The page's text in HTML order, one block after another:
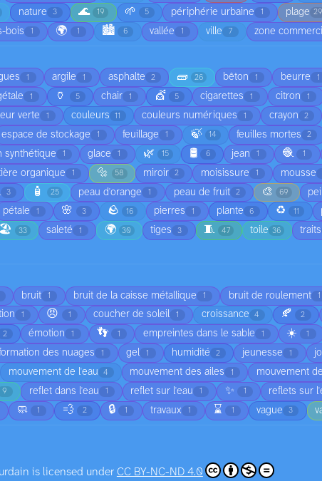
nature 3 🌊 19 🌱 5 périphérie urbaine 1 plage 29
bois 1 🌍 1 🏙️ 6 vallée 1 ville 7 zone
1 argile 1 asphalte 2 🧱 26 bêton 1 beurre 1
1 🏺 5 chair 1 💇 5 cigarettes 1 citron 1
verte 1 couleurs 11 couleurs numériques 1 crayon 2
espace de stockage 1 feuillage 1 🍃 14 feuilles mortes 2
synthétique 1 glace 1 🌿 15 🛢️ 6 jean 1 🧶 1
organique 1 🔩 58 miroir 2 moisissure 1 mousse
3 🧴 25 peau d'orange 1 peau de fruit 2 🎨 69
pétale 1 🌸 3 🪨 16 pierres 1 plante 6 ♻️ 11
🏖️ 33 saleté 1 🌍 30 tiges 3 🧵 47 toile 36 traits
bruit 1 bruit de la caisse métallique 1 bruit de roulement 1
1 😠 1 coucher de soleil 1 croissance 4 🍂 2
2 émotion 1 👣 1 empreintes dans le sable 1 ☀️ 1
des nuages 1 gel 1 humidité 2 jeunesse 1
mouvement de l'eau 4 mouvement des ailes 1 mouvement
9 reflet dans l'eau 1 reflet sur l'eau 1 ✨ 1 reflets sur
🧼 1 💨 2 🔒 1 travaux 1 ⌛ 1 vague 3
is licensed under CC BY-NC-ND 4.0